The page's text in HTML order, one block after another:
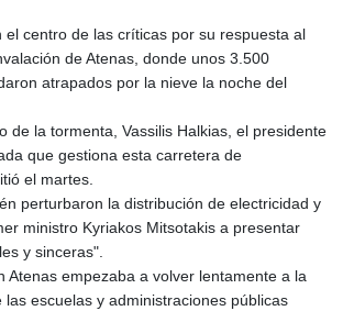
el centro de las críticas por su respuesta al
de Atenas, donde unos 3.500
atrapados por la nieve la noche del
de la tormenta, Vassilis Halkias, el presidente
que gestiona esta carretera de
el martes.
perturbaron la distribución de electricidad y
ministro Kyriakos Mitsotakis a presentar
y sinceras".
Atenas empezaba a volver lentamente a la
las escuelas y administraciones públicas